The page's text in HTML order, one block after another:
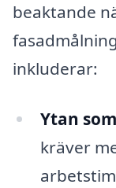
beaktande
inkluderar:
Ytan
kräver